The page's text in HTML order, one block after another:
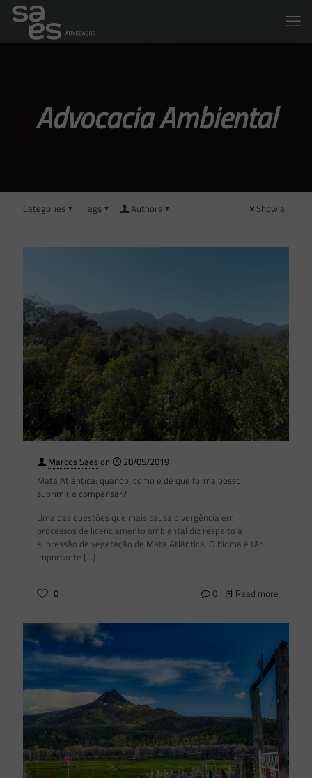
Advocacia Ambiental
Categories Tags Authors Show all
Marcos Saeson
28/05/2019
Mata Atlântica: quando, como e de que forma posso
suprimir e compensar?
Uma das questões que mais causa divergência em
processos de licenciamento ambiental diz respeito à
supressão de vegetação de Mata Atlântica. O bioma é tão
importante […]
0 0 Read more